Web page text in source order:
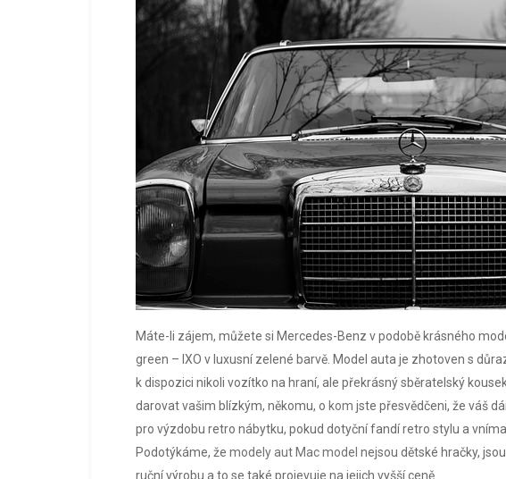
Máte-li zájem, můžete si Mercedes-Benz v podobě krásného
green – IXO v luxusní zelené barvě. Model auta je zhotoven s
k dispozici nikoli vozítko na hraní, ale překrásný sběratelský
darovat vašim blízkým, někomu, o kom jste přesvědčeni, že váš
pro výzdobu retro nábytku, pokud dotyční fandí retro stylu a
Podotýkáme, že modely aut Mac model nejsou dětské hračky,
ruční výrobu a to se také projevuje na jejich vyšší ceně.